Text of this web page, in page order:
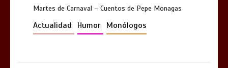
Martes de Carnaval – Cuentos de Pepe Monagas
Actualidad Humor Monólogos